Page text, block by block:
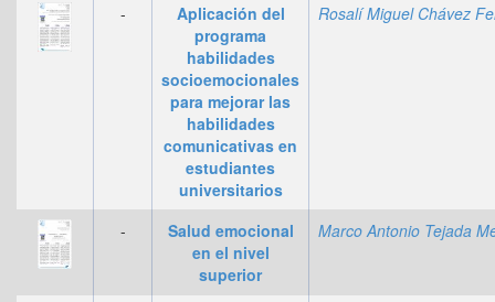
-
Aplicación del
programa
habilidades
socioemocionales
para mejorar las
habilidades
comunicativas en
estudiantes
universitarios
-
Salud emocional
en el nivel
superior